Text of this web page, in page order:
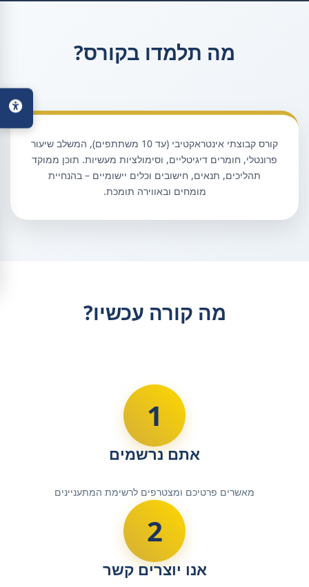
מה תלמדו בקורס?
קורס קבוצתי אינטראקטיבי (עד 10 משתתפים), המשלב שיעור
פרונטלי, חומרים דיגיטליים, וסימולציות מעשיות. תוכן ממוקד
תהליכים, תנאים, חישובים וכלים יישומיים – בהנחיית
מומחים ובאווירה תומכת.
מה קורה עכשיו?
1
אתם נרשמים
מאשרים פרטיכם ומצטרפים לרשימת המתעניינים
2
אנו יוצרים קשר